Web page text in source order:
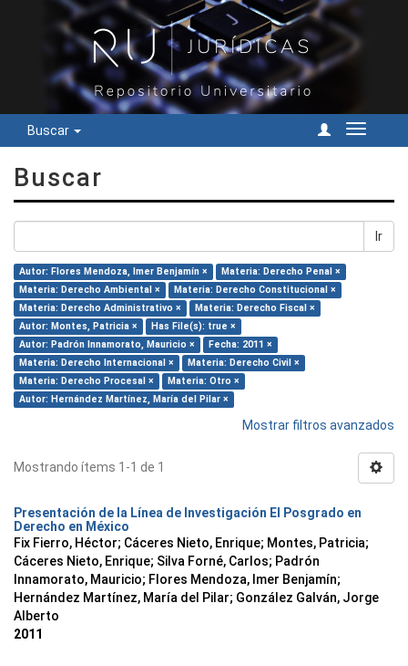
Buscar
Cambiar
Buscar
Ir
Autor: Flores Mendoza, Imer Benjamín ×
Materia: Derecho Penal ×
Materia: Derecho Ambiental ×
Materia: Derecho Constitucional ×
Materia: Derecho Administrativo ×
Materia: Derecho Fiscal ×
Autor: Montes, Patricia ×
Has File(s): true ×
Autor: Padrón Innamorato, Mauricio ×
Fecha: 2011 ×
Materia: Derecho Internacional ×
Materia: Derecho Civil ×
Materia: Derecho Procesal ×
Materia: Otro ×
Autor: Hernández Martínez, María del Pilar ×
Mostrar filtros avanzados
Mostrando ítems 1-1 de 1
Presentación de la Línea de Investigación El Posgrado en
Derecho en México
Fix Fierro, Héctor; Cáceres Nieto, Enrique; Montes, Patricia;
Cáceres Nieto, Enrique; Silva Forné, Carlos; Padrón
Innamorato, Mauricio; Flores Mendoza, Imer Benjamín;
Hernández Martínez, María del Pilar; González Galván, Jorge
Alberto
2011